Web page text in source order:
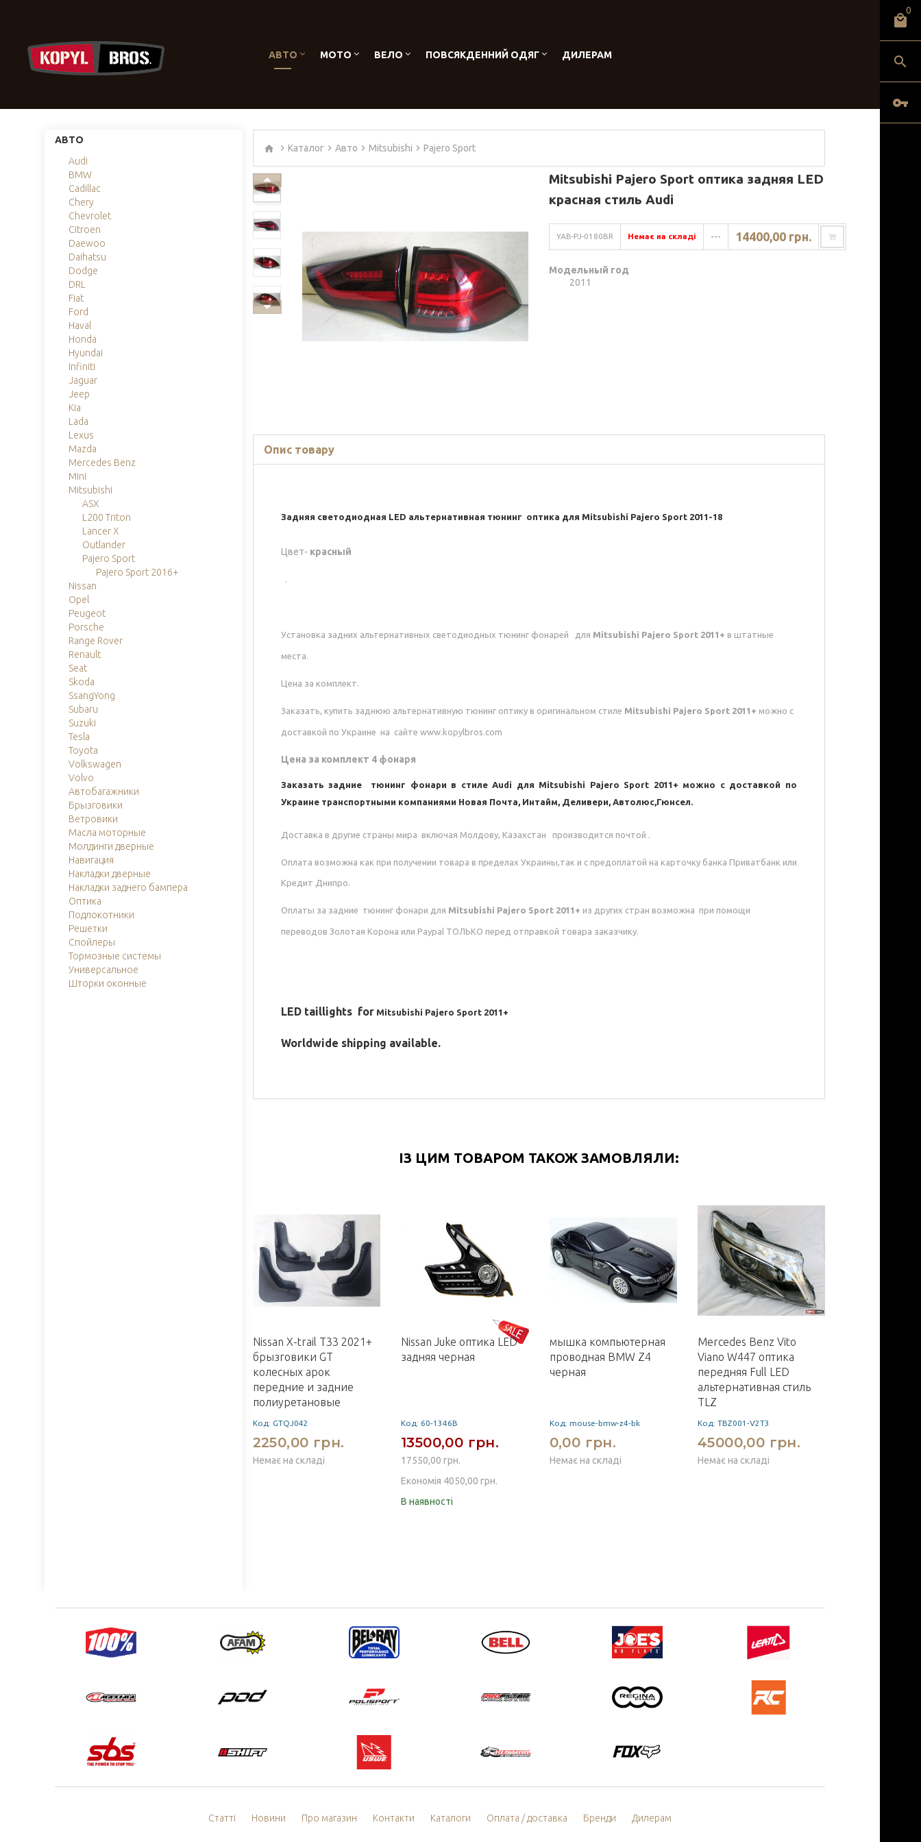
0
АВТО МОТО ВЕЛО ПОВСЯКДЕННИЙ ОДЯГ ДИЛЕРАМ
АВТО
Audi
BMW
Cadillac
Chery
Chevrolet
Citroen
Daewoo
Daihatsu
Dodge
DRL
Fiat
Ford
Haval
Honda
Hyundai
Infiniti
Jaguar
Jeep
Kia
Lada
Lexus
Mazda
Mercedes Benz
Mini
Mitsubishi
ASX
L200 Triton
Lancer X
Outlander
Pajero Sport
Pajero Sport 2016+
Nissan
Opel
Peugeot
Porsche
Range Rover
Renault
Seat
Skoda
SsangYong
Subaru
Suzuki
Tesla
Toyota
Volkswagen
Volvo
Автобагажники
Брызговики
Ветровики
Масла моторные
Молдинги дверные
Навигация
Накладки дверные
Накладки заднего бампера
Оптика
Подлокотники
Решетки
Спойлеры
Тормозные системы
Универсальное
Шторки оконные
Каталог Авто Mitsubishi Pajero Sport
Mitsubishi Pajero Sport оптика задняя LED
красная стиль Audi
YAB-PJ-0180BR Немає на складі --- 14400,00 грн.
Модельный год
2011
Опис товару
Задняя светодиодная LED альтернативная тюнинг оптика для Mitsubishi Pajero Sport 2011-18
Цвет- красный
Установка задних альтернативных светодиодных тюнинг фонарей для Mitsubishi Pajero Sport 2011+ в штатные
места.
Цена за комплект.
Заказать, купить заднюю альтернативную тюнинг оптику в оригинальном стиле Mitsubishi Pajero Sport 2011+ можно с
доставкой по Украине на сайте www.kopylbros.com
Цена за комплект 4 фонаря
Заказать задние тюнинг фонари в стиле Audi для Mitsubishi Pajero Sport 2011+ можно с доставкой по
Украине транспортными компаниями Новая Почта, Интайм, Деливери, Автолюс,Гюнсел.
Доставка в другие страны мира включая Молдову, Казахстан производится почтой .
Оплата возможна как при получении товара в пределах Украины,так и с предоплатой на карточку банка Приватбанк или
Кредит Днипро.
Оплаты за задние тюнинг фонари для Mitsubishi Pajero Sport 2011+ из других стран возможна при помощи
переводов Золотая Корона или Paypal ТОЛЬКО перед отправкой товара заказчику.
LED taillights forMitsubishi Pajero Sport 2011+
Worldwide shipping available.
ІЗ ЦИМ ТОВАРОМ ТАКОЖ ЗАМОВЛЯЛИ:
Nissan X-trail T33 2021+
брызговики GT
колесных арок
передние и задние
полиуретановые
Код: GTQJ042
2250,00 грн.
Немає на складі
Nissan Juke оптика LED
задняя черная
Код: 60-1346B
13500,00 грн.
17550,00 грн.
Економія 4050,00 грн.
В наявності
мышка компьютерная
проводная BMW Z4
черная
Код: mouse-bmw-z4-bk
0,00 грн.
Немає на складі
Mercedes Benz Vito
Viano W447 оптика
передняя Full LED
альтернативная стиль
TLZ
Код: TBZ001-V2T3
45000,00 грн.
Немає на складі
Статті Новини Про магазин Контакти Каталоги Оплата / доставка Бренди Дилерам